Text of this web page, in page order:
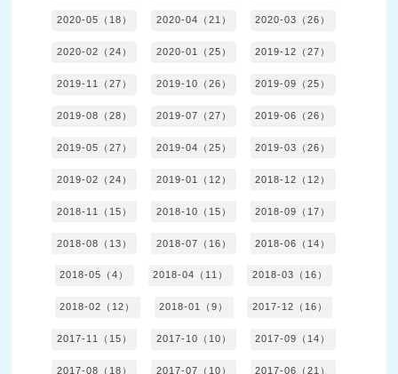
2020-05（18） 2020-04（21） 2020-03（26）
2020-02（24） 2020-01（25） 2019-12（27）
2019-11（27） 2019-10（26） 2019-09（25）
2019-08（28） 2019-07（27） 2019-06（26）
2019-05（27） 2019-04（25） 2019-03（26）
2019-02（24） 2019-01（12） 2018-12（12）
2018-11（15） 2018-10（15） 2018-09（17）
2018-08（13） 2018-07（16） 2018-06（14）
2018-05（4） 2018-04（11） 2018-03（16）
2018-02（12） 2018-01（9） 2017-12（16）
2017-11（15） 2017-10（10） 2017-09（14）
2017-08（18） 2017-07（10） 2017-06（21）